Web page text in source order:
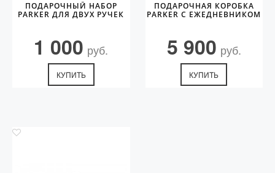
ПОДАРОЧНЫЙ НАБОР
PARKER ДЛЯ ДВУХ РУЧЕК
1 000 руб.
КУПИТЬ
ПОДАРОЧНАЯ КОРОБКА
PARKER С ЕЖЕДНЕВНИКОМ
5 900 руб.
КУПИТЬ